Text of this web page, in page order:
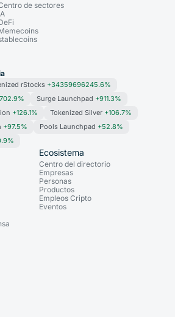
de sectores
rStocks +34359696245.6%
Surge Launchpad +911.3%
+126.1% Tokenized Silver +106.7%
+97.5% Pools Launchpad +52.8%
Ecosistema
Centro del directorio
Empresas
Personas
Productos
Empleos Cripto
Eventos